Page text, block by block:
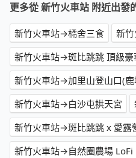
更多從 新竹火車站 附近出發
新竹火車站→橘舍三食
新
新竹火車站→斑比跳跳 頂級豪
新竹火車站→加里山登山口(
新竹火車站→白沙屯拱天宮
新竹火車站→斑比跳跳 x 愛露